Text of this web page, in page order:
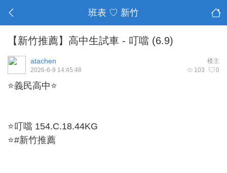
班表 ♡ 新竹
【新竹推薦】高中生試車 - 叮噹 (6.9)
楼主
atachen
103 0
2026-6-9 14:45:48
⭐義民高中⭐
⭐叮噹 154.C.18.44KG
⭐#新竹推薦